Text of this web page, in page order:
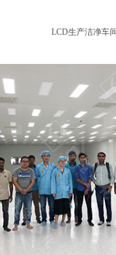
LCD生产洁净车间